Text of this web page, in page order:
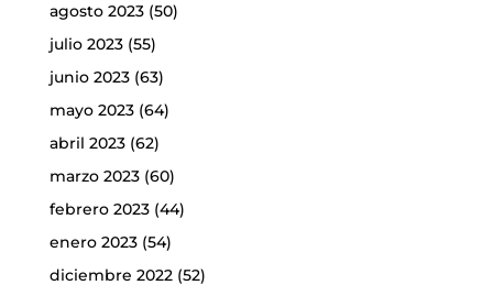
agosto 2023(50)
julio 2023(55)
junio 2023(63)
mayo 2023(64)
abril 2023(62)
marzo 2023(60)
febrero 2023(44)
enero 2023(54)
diciembre 2022(52)